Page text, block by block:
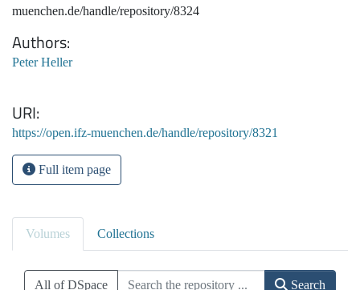
muenchen.de/handle/repository/8324
Authors
Peter Heller
URI
https://open.ifz-muenchen.de/handle/repository/8321
Full item page
Volumes Collections
All of DSpace Search